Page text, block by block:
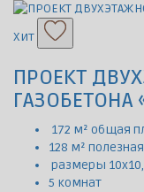
Хит
ПРОЕКТ
ГАЗОБЕТОНА
172 м² общая
128 м²
размеры
5 комнат